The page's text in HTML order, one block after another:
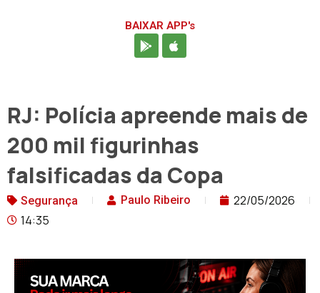
BAIXAR APP's
RJ: Polícia apreende mais de
200 mil figurinhas
falsificadas da Copa
Segurança Paulo Ribeiro
22/05/2026
14:35